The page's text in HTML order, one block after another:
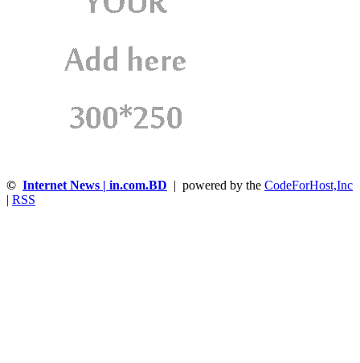
© Internet News | in.com.BD | powered by the CodeForHost,Inc
RSS